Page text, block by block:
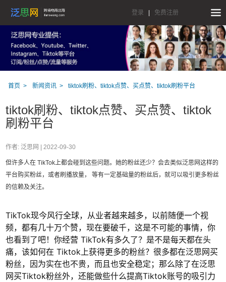
登录 免费注册
首页 新闻资讯 tiktok刷粉、tiktok点赞、买点赞、tiktok刷粉平台
tiktok刷粉、tiktok点赞、买点赞、tiktok
刷粉平台
作者: 泛思网 | 2022-09-30
但许多人在 TikTok上都会碰到这些问题。她的粉丝还少？会去类似泛思网这样的
平台购买粉丝，或者刷播放量， 等有一定基础量的粉丝后，就可以吸引更多粉丝
的信赖及关注。
TikTok现今风行全球，从业者越来越多，以前随便一个视
频，都有几十万个赞，现在要破千，这是不可能的事情，你
也看到了吧！你经营 TikTok有多久了？是不是每天都在头
痛，该如何在 Tiktok上获得更多的粉丝？很多都在泛思网买
粉丝，因为实在也不贵，而且也安全稳定；那么除了在泛思
网买Tiktok粉丝外，还能做些什么提高Tiktok账号的吸引力